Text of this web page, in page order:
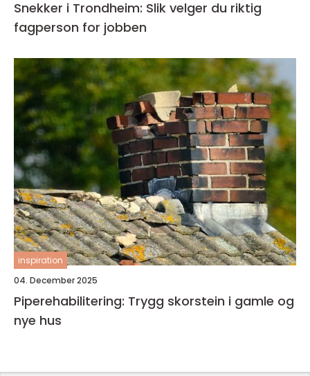
Snekker i Trondheim: Slik velger du riktig
fagperson for jobben
inspiration
04. December 2025
Piperehabilitering: Trygg skorstein i gamle og
nye hus